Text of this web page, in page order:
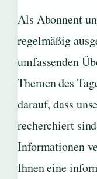
Als Abonnent
regelmäßig
umfassenden
Themen des
darauf, dass
recherchiert
Informationen
Ihnen eine